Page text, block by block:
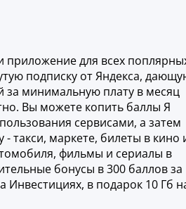
приложение для всех
подписку от Яндекса,
за минимальную плату в месяц
Вы можете копить баллы Я
сервисами, а затем
- такси, маркете, билеты в кино
фильмы и сериалы в
бонусы в 300 баллов за
Инвестициях, в подарок 10 Гб